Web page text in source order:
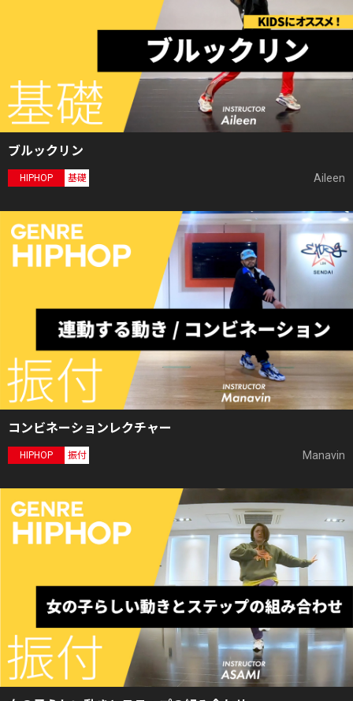
ブルックリン
HIPHOP 基礎 Aileen
コンビネーションレクチャー
HIPHOP 振付 Manavin